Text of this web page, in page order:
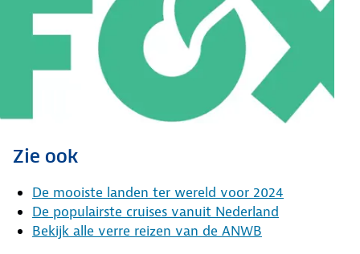
Zie ook
De mooiste landen ter wereld voor 2024
De populairste cruises vanuit Nederland
Bekijk alle verre reizen van de ANWB